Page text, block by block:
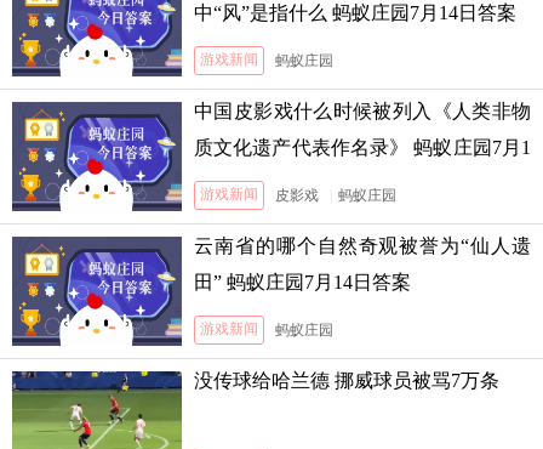
中“风”是指什么 蚂蚁庄园7月14日答案
游戏新闻 蚂蚁庄园
中国皮影戏什么时候被列入《人类非物
质文化遗产代表作名录》 蚂蚁庄园7月1
3日答案
游戏新闻 皮影戏 蚂蚁庄园
云南省的哪个自然奇观被誉为“仙人遗
田” 蚂蚁庄园7月14日答案
游戏新闻 蚂蚁庄园
没传球给哈兰德 挪威球员被骂7万条